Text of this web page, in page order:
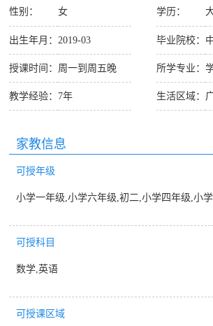
性别： 女
出生年月： 2019-03
授课时间： 周一到周五晚
教学经验： 7年
学历：
毕业院校：
所学专业：
生活区域：
家教信息
可授年级
小学一年级,小学六年级,初二,小学四年级,小
可授科目
数学,英语
可授课区域